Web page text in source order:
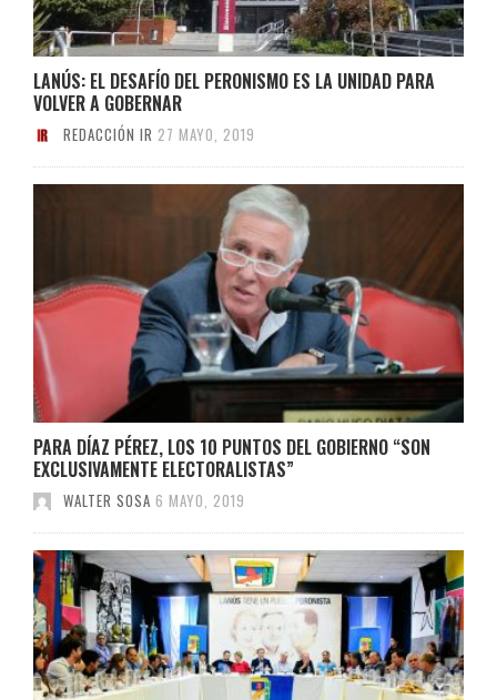
LANÚS: EL DESAFÍO DEL PERONISMO ES LA UNIDAD PARA
VOLVER A GOBERNAR
REDACCIÓN IR 27 MAYO, 2019
PARA DÍAZ PÉREZ, LOS 10 PUNTOS DEL GOBIERNO “SON
EXCLUSIVAMENTE ELECTORALISTAS”
WALTER SOSA 6 MAYO, 2019